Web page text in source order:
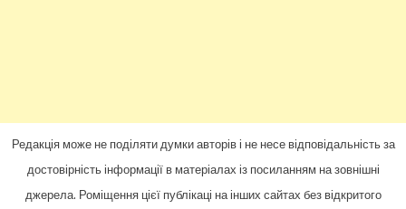
Редакція може не поділяти думки авторів і не несе відповідальність за
достовірність інформації в матеріалах із посиланням на зовнішні
джерела. Роміщення цієї публікаці на інших сайтах без відкритого